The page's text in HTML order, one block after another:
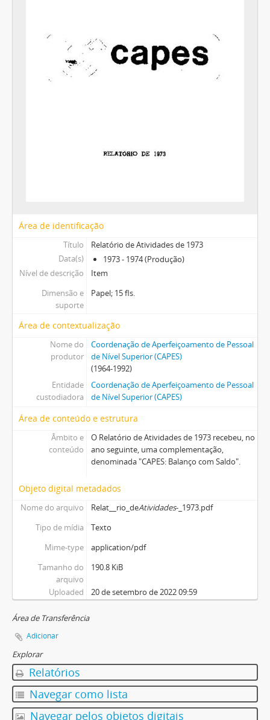
Área de identificação
Título
Relatório de Atividades de 1973
Data(s)
1973 - 1974 (Produção)
Nível de descrição
Item
Dimensão e
suporte
Papel; 15 fls.
Área de contextualização
Nome do
produtor
Coordenação de Aperfeiçoamento de Pessoal
de Nível Superior (CAPES)
(1964-1992)
Entidade
custodiadora
Coordenação de Aperfeiçoamento de Pessoal
de Nível Superior (CAPES)
Área de conteúdo e estrutura
Âmbito e
conteúdo
O Relatório de Atividades de 1973 recebeu, no
ano seguinte, uma complementação,
denominada "CAPES: Balanço com Saldo".
Objeto digital metadados
Nome do arquivo Relat__rio_deAtividades-_1973.pdf
Tipo de mídia
Texto
Mime-type
application/pdf
Tamanho do
arquivo
190.8 KiB
Uploaded 20 de setembro de 2022 09:59
Área de Transferência
Adicionar
Explorar
Relatórios
Navegar como lista
Navegar pelos objetos digitais